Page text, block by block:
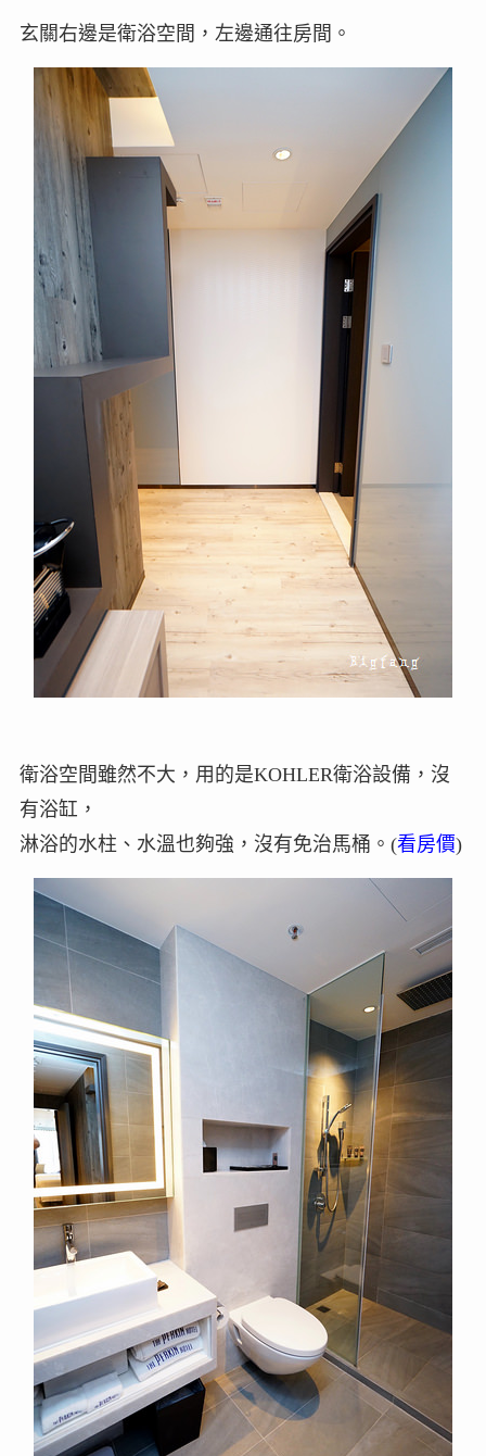
玄關右邊是衛浴空間，左邊通往房間。
衛浴空間雖然不大，用的是KOHLER衛浴設備，沒
有浴缸，
淋浴的水柱、水溫也夠強，沒有免治馬桶。(看房價)